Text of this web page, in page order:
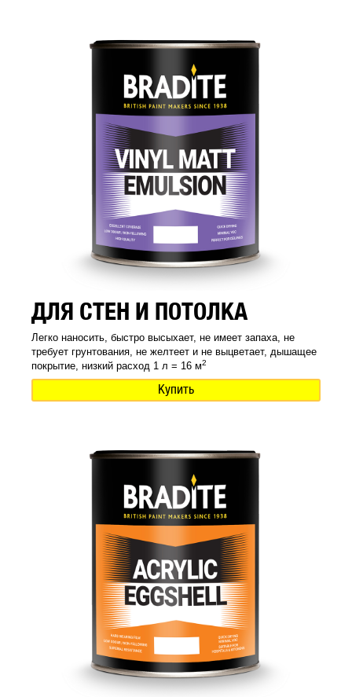
ДЛЯ СТЕН И ПОТОЛКА
Легко наносить, быстро высыхает, не имеет запаха, не
требует грунтования, не желтеет и не выцветает, дышащее
покрытие, низкий расход 1 л = 16 м2
Купить